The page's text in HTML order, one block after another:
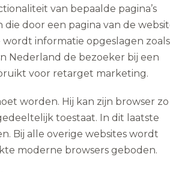
van bepaalde pagina’s
door een pagina van de
informatie opgeslagen zoals
Nederland de bezoeker bij een
voor retarget marketing.
worden. Hij kan zijn browser zo
toestaat. In dit laatste
Bij alle overige websites wordt
moderne browsers geboden.